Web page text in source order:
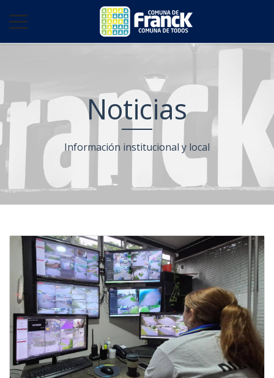
Noticias
Información institucional y local